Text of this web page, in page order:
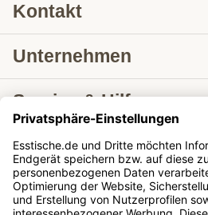
Kontakt
Unternehmen
Service & Hilfe
Lieferung nach
Tische ausziehbar